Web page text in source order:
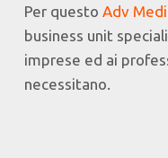
Per questo Adv
business unit
imprese ed ai
necessitano.